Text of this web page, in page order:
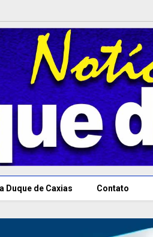
Duque de Caxias Contato